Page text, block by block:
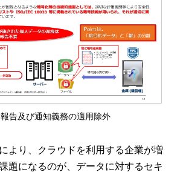
告及び通知義務の適用除外
より、クラウドを利用する企業が増
題になるのが、データに対するセキ